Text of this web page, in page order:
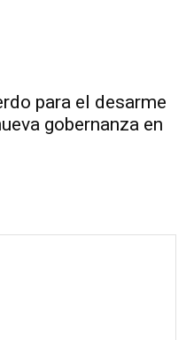
para el desarme
gobernanza en